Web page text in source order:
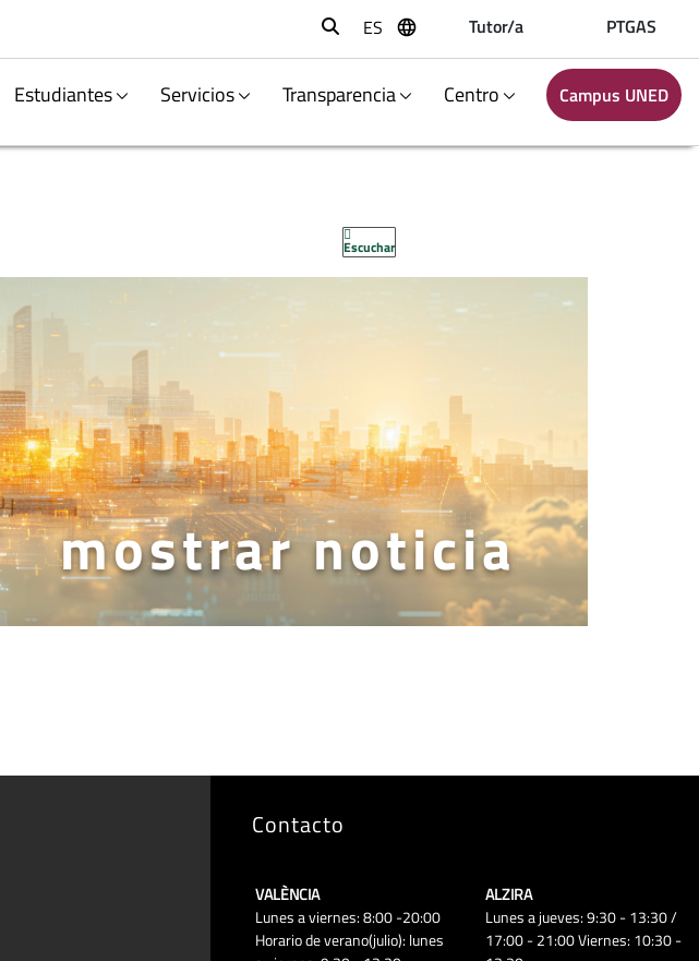
Buscar
ES Tutor/a PTGAS
Estudiantes Servicios Transparencia Centro Campus UNED
Escuchar
mostrar noticia
Contacto
VALÈNCIA
Lunes a viernes: 8:00 -20:00
Horario de verano(julio): lunes
ALZIRA
Lunes a jueves: 9:30 - 13:30 /
17:00 - 21:00 Viernes: 10:30 -